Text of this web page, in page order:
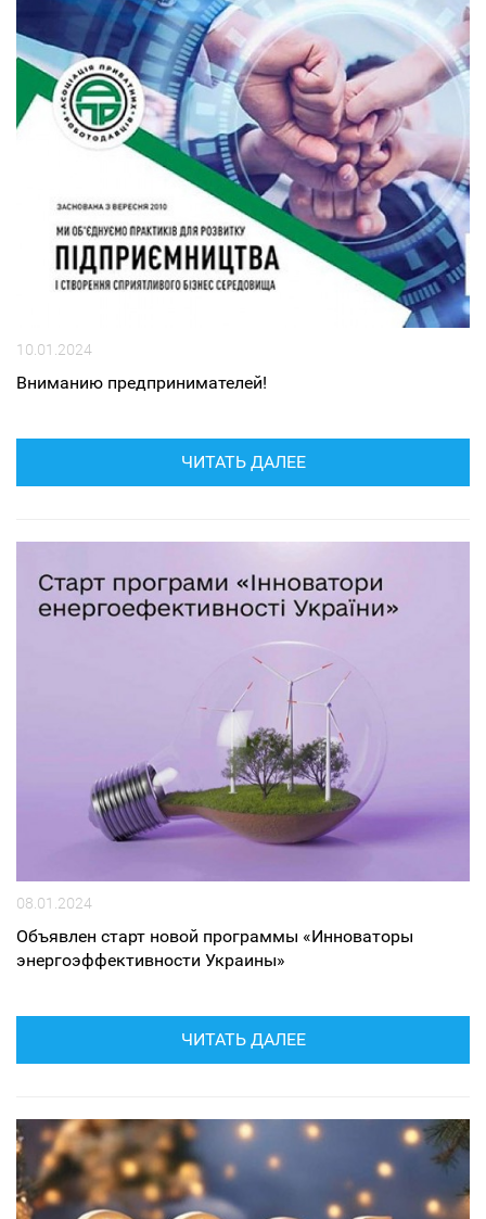
10.01.2024
Вниманию предпринимателей!
ЧИТАТЬ ДАЛЕЕ
08.01.2024
Объявлен старт новой программы «Инноваторы
энергоэффективности Украины»
ЧИТАТЬ ДАЛЕЕ